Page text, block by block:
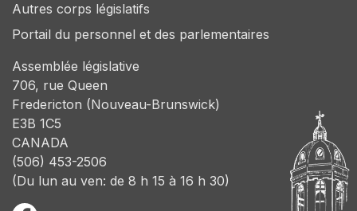
Autres corps législatifs
Portail du personnel et des parlementaires
Assemblée législative
706, rue Queen
Fredericton (Nouveau-Brunswick)
E3B 1C5
CANADA
(506) 453-2506
(Du lun au ven: de 8 h 15 à 16 h 30)